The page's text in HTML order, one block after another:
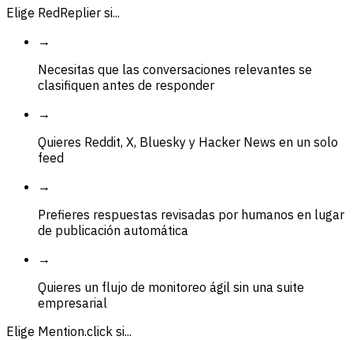
Elige RedReplier si...
→
Necesitas que las conversaciones relevantes se
clasifiquen antes de responder
→
Quieres Reddit, X, Bluesky y Hacker News en un solo
feed
→
Prefieres respuestas revisadas por humanos en lugar
de publicación automática
→
Quieres un flujo de monitoreo ágil sin una suite
empresarial
Elige Mention.click si...